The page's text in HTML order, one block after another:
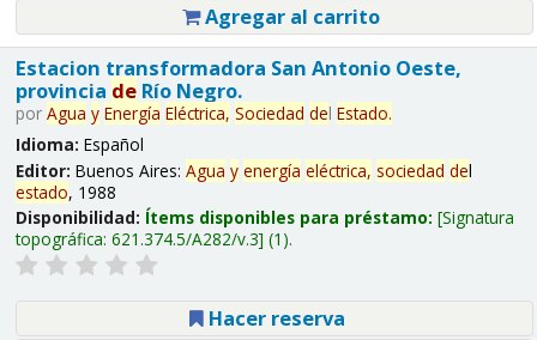
Agregar al carrito
Estacion transformadora San Antonio Oeste,
provincia deRío Negro.
por Agua y Energía Eléctrica, Sociedad del Estado.
Idioma: Español
Editor: Buenos Aires: Agua y energía eléctrica, sociedad del
estado, 1988
Disponibilidad: Ítems disponibles para préstamo: Signatura
topográfica: 621.374.5/A282/v.3 (1).
Hacer reserva